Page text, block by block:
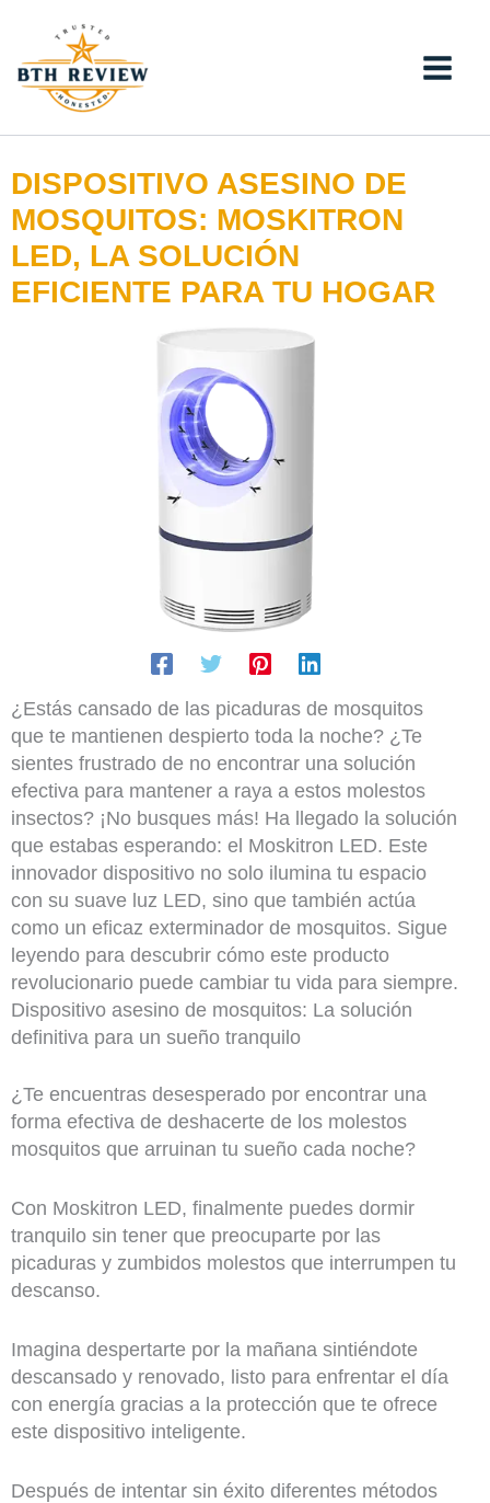
contenido
DISPOSITIVO ASESINO DE
MOSQUITOS: MOSKITRON
LED, LA SOLUCIÓN
EFICIENTE PARA TU HOGAR
¿Estás cansado de las picaduras de mosquitos
que te mantienen despierto toda la noche? ¿Te
sientes frustrado de no encontrar una solución
efectiva para mantener a raya a estos molestos
insectos? ¡No busques más! Ha llegado la solución
que estabas esperando: el Moskitron LED. Este
innovador dispositivo no solo ilumina tu espacio
con su suave luz LED, sino que también actúa
como un eficaz exterminador de mosquitos. Sigue
leyendo para descubrir cómo este producto
revolucionario puede cambiar tu vida para siempre.
Dispositivo asesino de mosquitos: La solución
definitiva para un sueño tranquilo
¿Te encuentras desesperado por encontrar una
forma efectiva de deshacerte de los molestos
mosquitos que arruinan tu sueño cada noche?
Con Moskitron LED, finalmente puedes dormir
tranquilo sin tener que preocuparte por las
picaduras y zumbidos molestos que interrumpen tu
descanso.
Imagina despertarte por la mañana sintiéndote
descansado y renovado, listo para enfrentar el día
con energía gracias a la protección que te ofrece
este dispositivo inteligente.
Después de intentar sin éxito diferentes métodos